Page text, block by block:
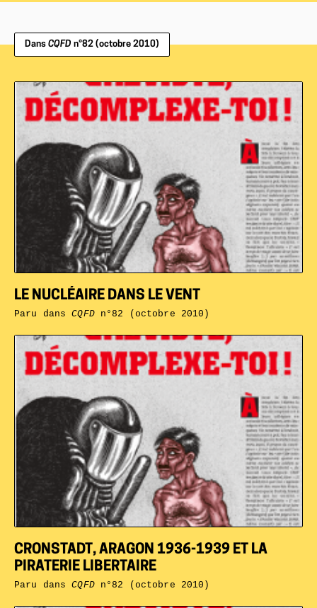
Dans CQFD n°82 (octobre 2010)
CRONSTADT, ARAGON 1936-1939 ET LA
PIRATERIE LIBERTAIRE
Paru dansCQFDn°82 (octobre 2010)
LE NUCLÉAIRE DANS LE VENT
Paru dansCQFDn°82 (octobre 2010)